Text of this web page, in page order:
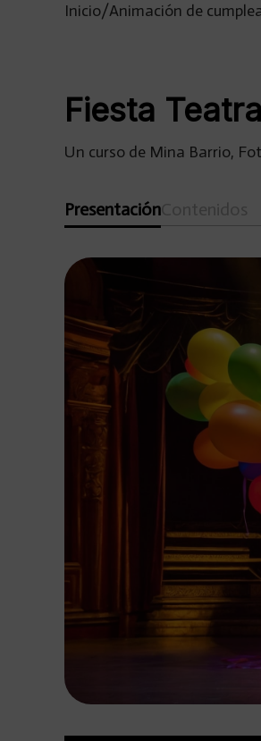
Inicio/Animación de
Fiesta
Un curso de Mina Barrio,
Presentación